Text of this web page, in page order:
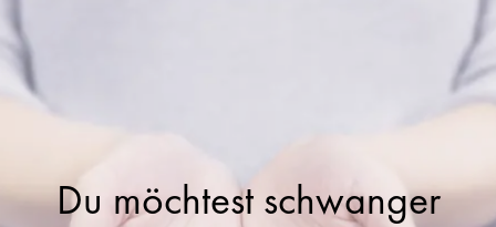
Du möchtest schwanger